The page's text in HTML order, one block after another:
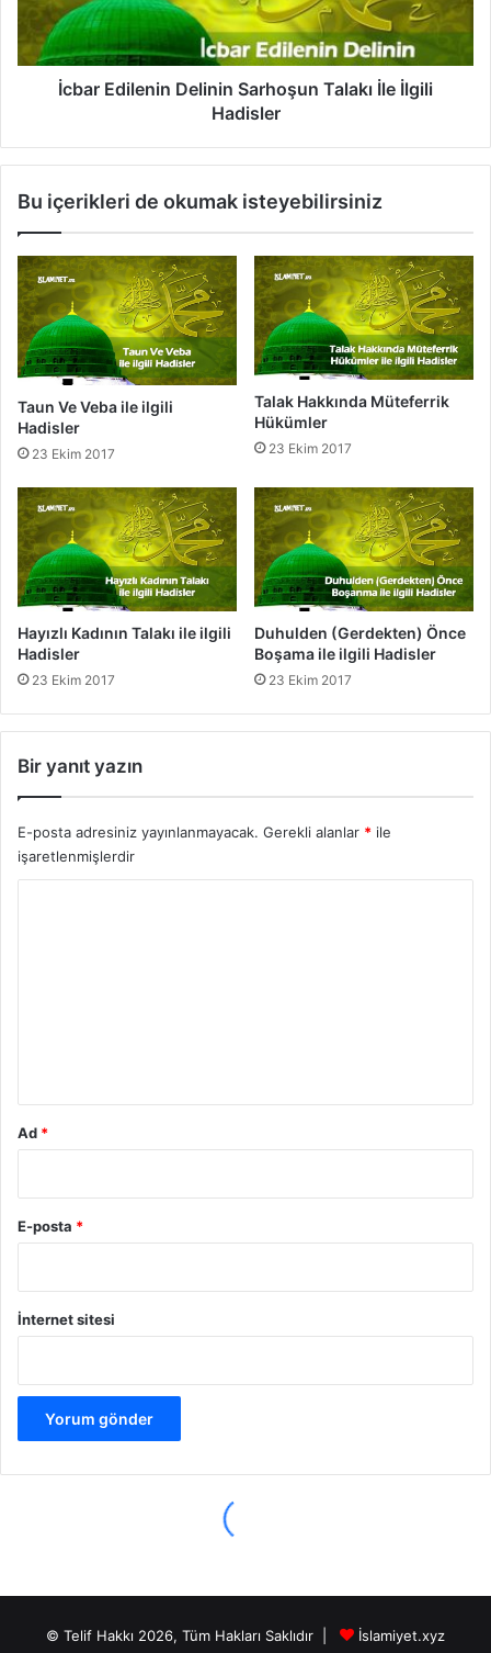
© Telif Hakkı 2026, Tüm Hakları Saklıdır | İslamiyet.xyz